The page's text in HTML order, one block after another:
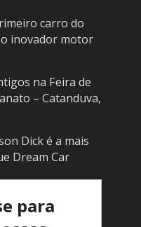
carro do
inovador motor
na Feira de
– Catanduva,
Dick é a mais
Dream Car